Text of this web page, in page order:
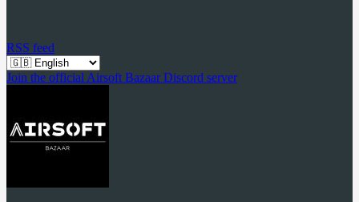
RSS feed
Join the official Airsoft Bazaar Discord server